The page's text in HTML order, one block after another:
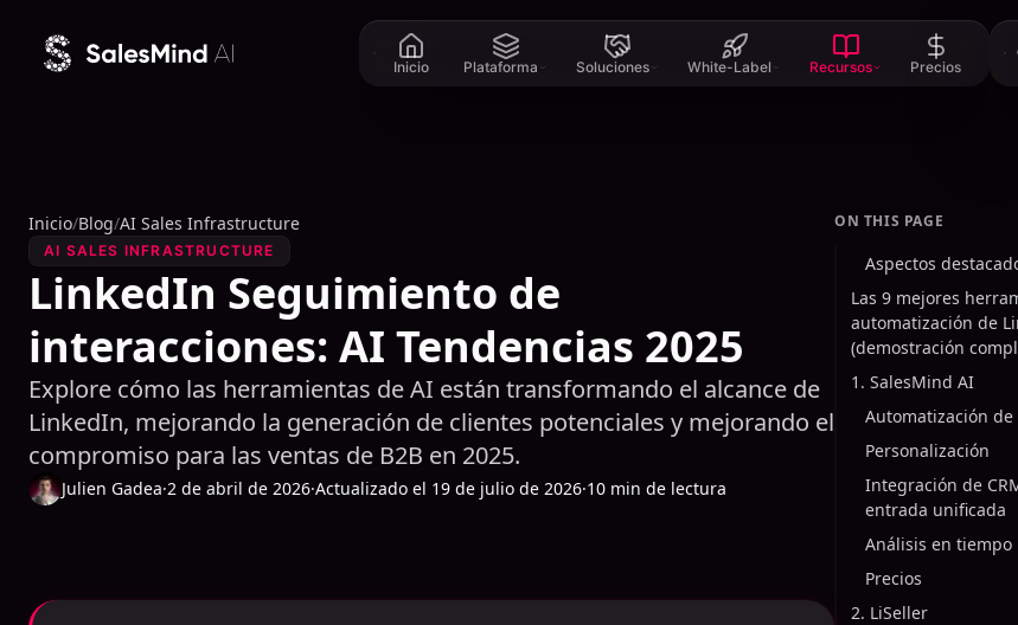
Inicio Plataforma Soluciones White-Label Recursos Precios
Inicio/Blog/AI Sales Infrastructure
AI SALES INFRASTRUCTURE
LinkedIn Seguimiento de
interacciones: AI Tendencias 2025
Explore cómo las herramientas de AI están transformando el alcance de
LinkedIn, mejorando la generación de clientes potenciales y mejorando el
compromiso para las ventas de B2B en 2025.
Julien Gadea·2 de abril de 2026·Actualizado el 19 de julio de 2026·10 min de lectura
ON THIS PAGE
Aspectos
Las 9 mejores
automatización de
(demostración
1. SalesMind AI
Automatización
Personalización
Integración de
entrada unificada
Análisis en tiempo
Precios
2. LiSeller